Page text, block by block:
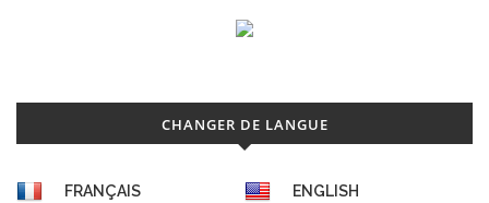
CHANGER DE LANGUE
FRANÇAIS
ENGLISH